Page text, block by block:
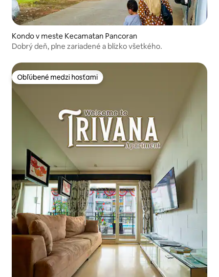
Kondo v meste Kecamatan Pancoran
Dobrý deň, plne zariadené a blízko všetkého.
Obľúbené medzi hosťami
Obľúbené medzi hosťami